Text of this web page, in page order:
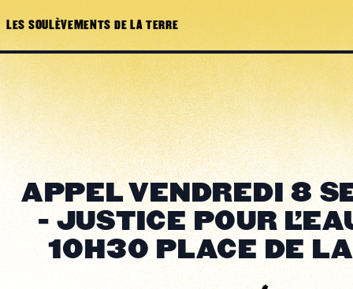
LES SOULÈVEMENTS DE LA TERRE
APPEL VENDREDI 8
- JUSTICE POUR
10H30 PLACE DE